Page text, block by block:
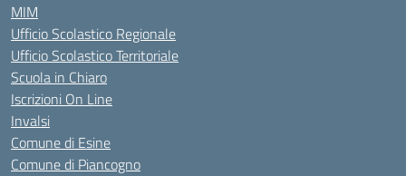
MIM
Ufficio Scolastico Regionale
Ufficio Scolastico Territoriale
Scuola in Chiaro
Iscrizioni On Line
Invalsi
Comune di Esine
Comune di Piancogno